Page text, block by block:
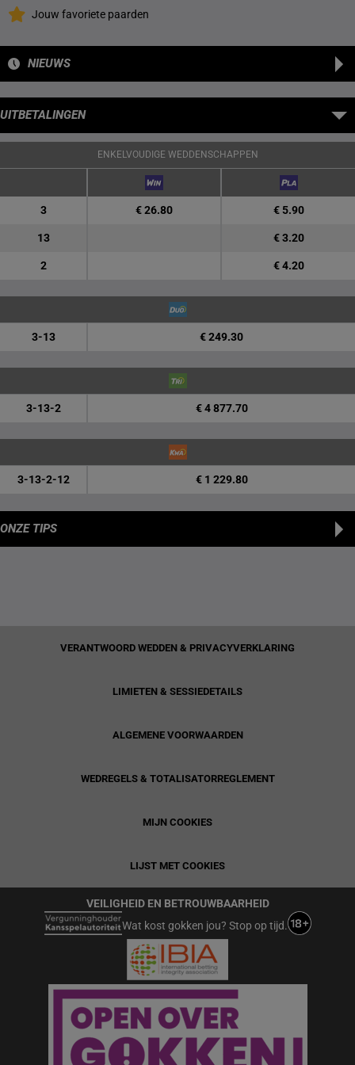
Jouw favoriete paarden
NIEUWS
UITBETALINGEN
ENKELVOUDIGE WEDDENSCHAPPEN
3 € 26.80 € 5.90
13 € 3.20
2 € 4.20
3-13 € 249.30
3-13-2 € 4 877.70
3-13-2-12 € 1 229.80
ONZE TIPS
VERANTWOORD WEDDEN & PRIVACYVERKLARING
LIMIETEN & SESSIEDETAILS
ALGEMENE VOORWAARDEN
WEDREGELS & TOTALISATORREGLEMENT
MIJN COOKIES
LIJST MET COOKIES
VEILIGHEID EN BETROUWBAARHEID
Wat kost gokken jou? Stop op tijd.